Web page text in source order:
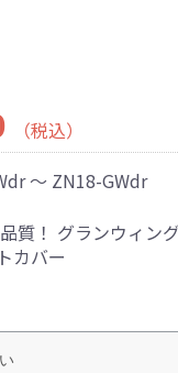
（税込）
～ ZN18-GWdr
品質！ グランウィン
カバー